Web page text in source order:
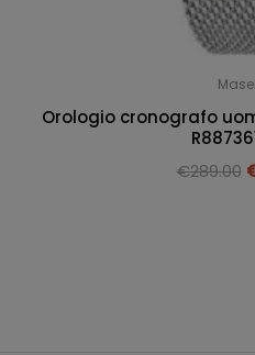
Orologio cronografo
€289.00